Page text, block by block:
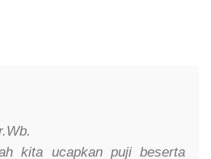
kita ucapkan puji beserta